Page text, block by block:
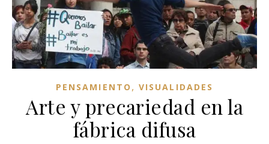
PENSAMIENTO , VISUALIDADES
Arte y precariedad en la
fábrica difusa